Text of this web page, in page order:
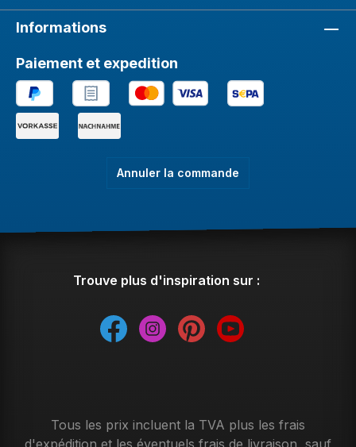
Informations
Paiement et expedition
Annuler la commande
Trouve plus d'inspiration sur :
Tous les prix incluent la TVA plus les frais
d'expédition et les éventuels frais de livraison, sauf